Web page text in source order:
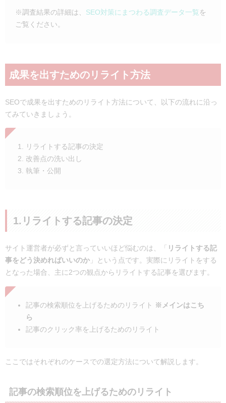
※調査結果の詳細は、 SEO対策にまつわる調査データ一覧を
ご覧ください。
成果を出すためのリライト方法
SEOで成果を出すためのリライト方法について、以下の流れに沿っ
てみていきましょう。
リライトする記事の決定
改善点の洗い出し
執筆・公開
1.リライトする記事の決定
サイト運営者が必ずと言っていいほど悩むのは、「 リライトする記
事をどう決めればいいのか 」という点です。実際にリライトをする
となった場合、主に2つの観点からリライトする記事を選びます。
記事の検索順位を上げるためのリライト ※メインはこち
ら
記事のクリック率を上げるためのリライト
ここではそれぞれのケースでの選定方法について解説します。
記事の検索順位を上げるためのリライト